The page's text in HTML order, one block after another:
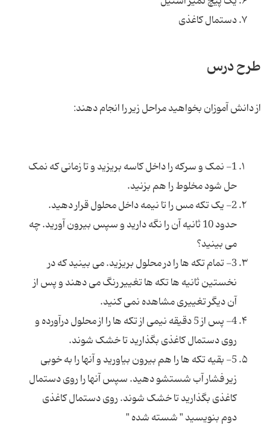
دستمال کاغذی
طرح درس
از دانش آموزان بخواهید مراحل زیر را انجام دهند:
1- نمک و سرکه را داخل کاسه بریزید و تا زمانی که نمک
حل شود مخلوط را هم بزنید.
2- یک تکه مس را تا نیمه داخل محلول قرار دهید.
حدود 10 ثانیه آن را نگه دارید و سپس بیرون آورید. چه
می بینید؟
3- تمام تکه ها را در محلول بریزید. می بینید که در
نخستین ثانیه ها تکه ها تغییر رنگ می دهند و پس از
آن دیگر تغییری مشاهده نمی کنید.
4- پس از 5 دقیقه نیمی از تکه ها را از محلول درآورده و
روی دستمال کاغذی بگذارید تا خشک شوند.
5- بقیه تکه ها را هم بیرون بیاورید و آن‏ها را به خوبی
زیر فشار آب شستشو دهید. سپس آن‏ها را روی دستمال
کاغذی بگذارید تا خشک شوند. روی دستمال کاغذی
دوم بنویسید " شسته شده "